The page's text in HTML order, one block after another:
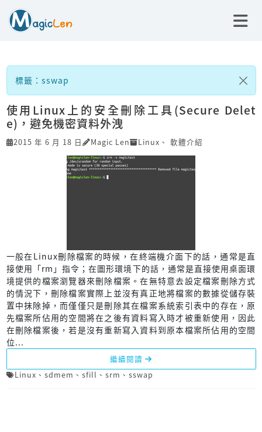
標籤：sswap
使用Linux上的安全刪除工具(Secure Delet
e)，避免機密資料外洩
2015 年 6 月 18 日 Magic Len Linux 、 軟體介紹
一般在Linux刪除檔案的時候，在終端機介面下的話，通常是直
接使用「rm」指令；在圖形環境下的話，通常是直接使用桌面環
境提供的檔案瀏覽器來刪除檔案。在無特意去設定檔案刪除方式
的情況下，刪除檔案實際上並沒有真正地將檔案的數據從儲存裝
置中抹除掉，而僅僅只是刪除其在檔案系統索引表中的存在，原
先檔案所佔用的空間將在之後有資料寫入時才被重新使用，因此
在刪除檔案後，若是沒有重新寫入資料到原本檔案所佔用的空間
位...
繼續閱讀
Linux 、 sdmem 、 sfill 、 srm 、 sswap